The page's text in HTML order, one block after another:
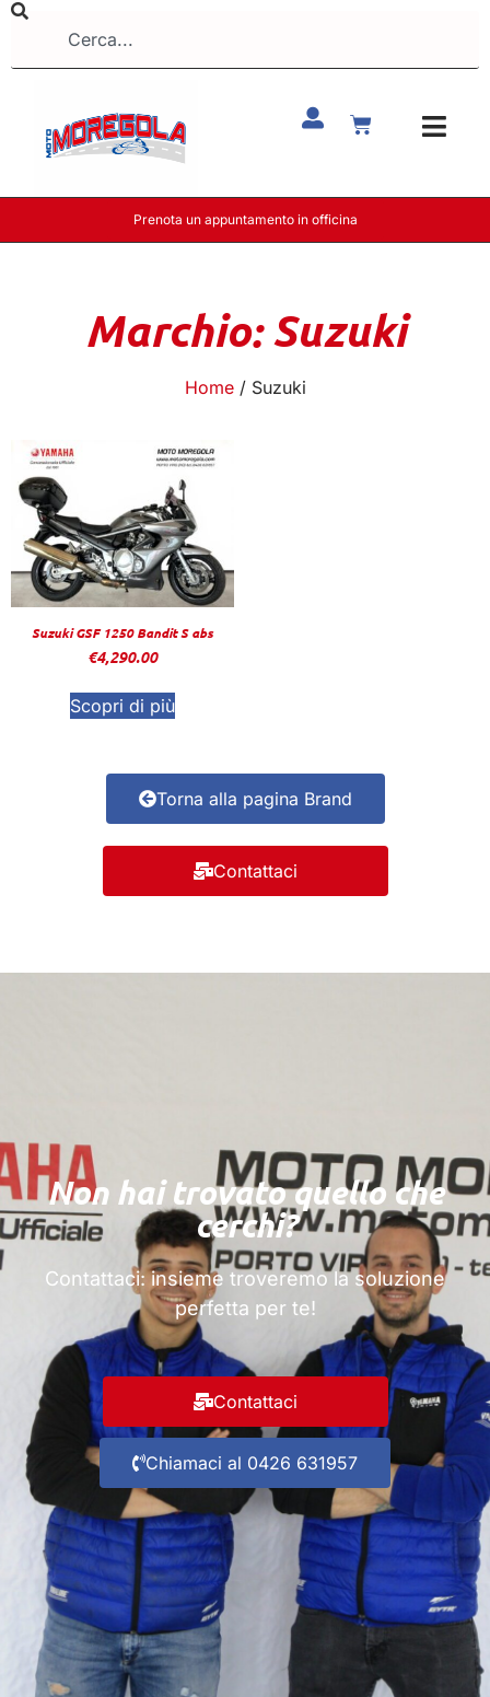
Prenota un appuntamento in officina
Marchio: Suzuki
Home/ Suzuki
Suzuki GSF 1250 Bandit S abs
€4,290.00
Scopri di più
Torna alla pagina Brand
Contattaci
Non hai trovato quello che
cerchi?
Contattaci: insieme troveremo la soluzione
perfetta per te!
Contattaci
Chiamaci al 0426 631957